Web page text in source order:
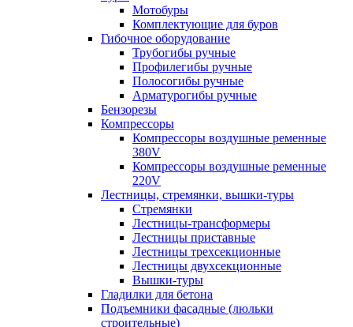
Мотобуры
Комплектующие для буров
Гибочное оборудование
Трубогибы ручные
Профилегибы ручные
Полосогибы ручные
Арматурогибы ручные
Бензорезы
Компрессоры
Компрессоры воздушные ременные
380V
Компрессоры воздушные ременные
220V
Лестницы, стремянки, вышки-туры
Стремянки
Лестницы-трансформеры
Лестницы приставные
Лестницы трехсекционные
Лестницы двухсекционные
Вышки-туры
Гладилки для бетона
Подъемники фасадные (люльки
строительные)